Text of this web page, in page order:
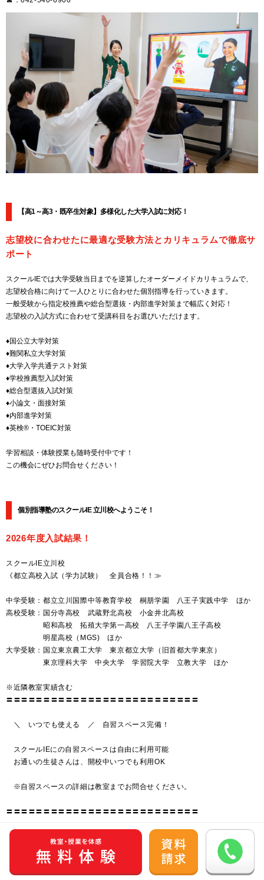
【高1～高3・既卒生対象】多様化した大学入試に対応！
志望校に合わせたに最適な受験方法とカリキュラムで徹底サ
ポート
スクールIEでは大学受験当日までを逆算したオーダーメイドカリキュラムで、
志望校合格に向けて一人ひとりに合わせた個別指導を行っていきます。
一般受験から指定校推薦や総合型選抜・内部進学対策まで幅広く対応！
志望校の入試方式に合わせて受講科目をお選びいただけます。
♦国公立大学対策
♦難関私立大学対策
♦大学入学共通テスト対策
♦学校推薦型入試対策
♦総合型選抜入試対策
♦小論文・面接対策
♦内部進学対策
♦英検®・TOEIC対策
学習相談・体験授業も随時受付中です！
この機会にぜひお問合せください！
個別指導塾のスクールIE 立川校へようこそ！
2026年度入試結果！
スクールIE立川校
《都立高校入試（学力試験） 全員合格！！≫
中学受験：都立立川国際中等教育学校 桐朋学園 八王子実践中学 ほか
高校受験：国分寺高校 武蔵野北高校 小金井北高校
昭和高校 拓殖大学第一高校 八王子学園八王子高校
明星高校（MGS) ほか
大学受験：国立東京農工大学 東京都立大学（旧首都大学東京）
東京理科大学 中央大学 学習院大学 立教大学 ほか
※近隣教室実績含む
〓〓〓〓〓〓〓〓〓〓〓〓〓〓〓〓〓〓〓〓〓〓〓〓〓〓
＼ いつでも使える ／ 自習スペース完備！
スクールIEにの自習スペースは自由に利用可能
お通いの生徒さんは、開校中いつでも利用OK
※自習スペースの詳細は教室までお問合せください。
〓〓〓〓〓〓〓〓〓〓〓〓〓〓〓〓〓〓〓〓〓〓〓〓〓〓